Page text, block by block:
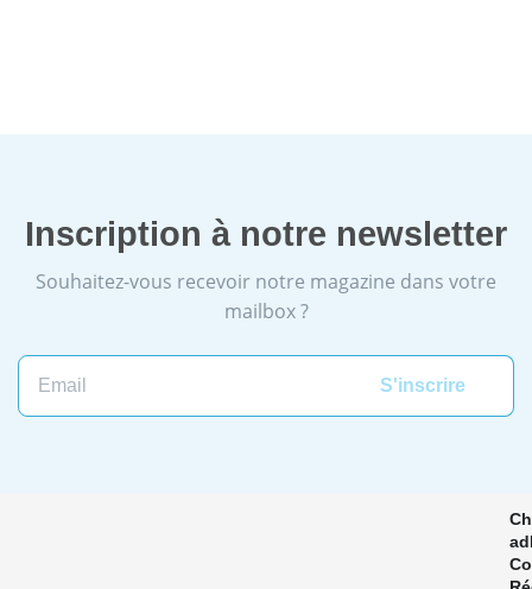
Inscription à notre newsletter
Souhaitez-vous recevoir notre magazine dans votre
mailbox ?
Email